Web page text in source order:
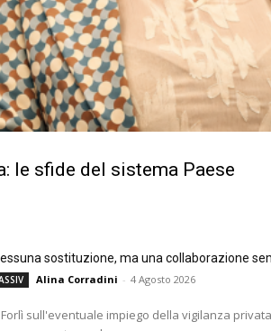
le sfide del sistema Paese
sostituzione, ma una collaborazione
Alina Corradini - 4 Agosto 2026
sull'eventuale impiego della vigilanza